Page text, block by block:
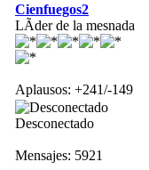
Cienfuegos2
LÃ­der de la mesnada
Aplausos: +241/-149
Desconectado
Mensajes: 5921